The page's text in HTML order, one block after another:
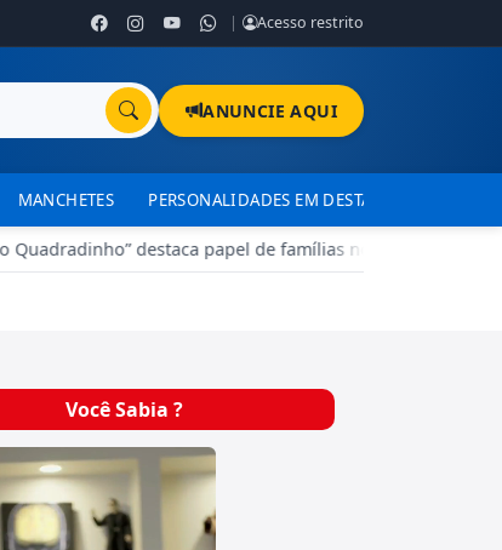
| Acesso restrito
ANUNCIE AQUI
MANCHETES PERSONALIDADES EM DESTAQUE
Quadradinho” destaca papel de famílias no treinamento de
Você Sabia ?